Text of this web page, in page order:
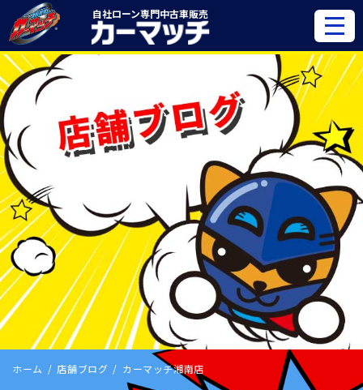
自社ローン専門中古車販売
ホーム 店舗ブログ カーマッチ湘南店